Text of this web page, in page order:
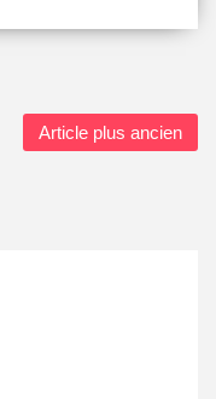
Article plus ancien